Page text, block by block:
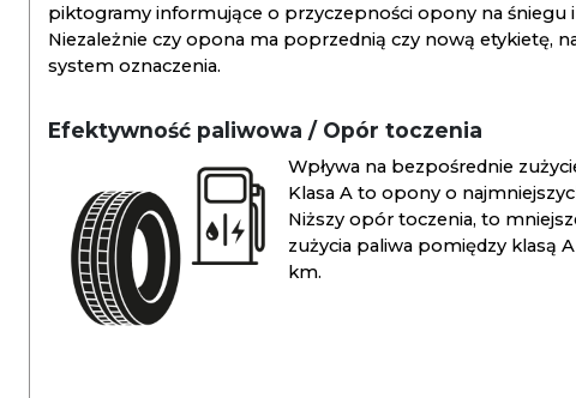
piktogramy informujące o przyczepności opony na śniegu i
Niezależnie czy opona ma poprzednią czy nową etykietę,
system oznaczenia.
Efektywność paliwowa / Opór toczenia
Wpływa na bezpośrednie
Klasa A to opony o
Niższy opór toczenia, to
zużycia paliwa pomiędzy klasą
km.